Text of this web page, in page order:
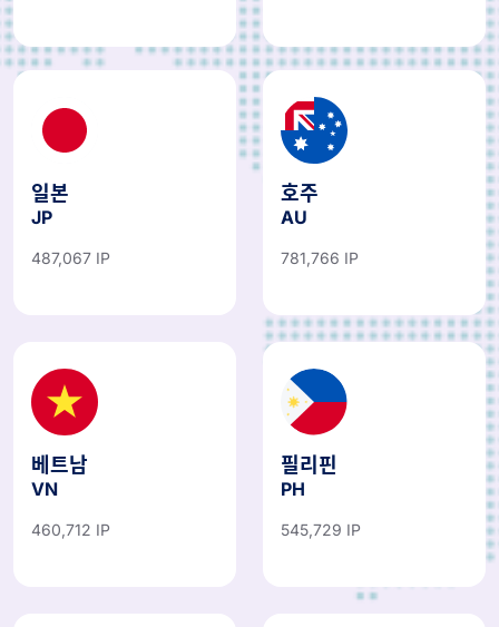
일본
JP
487,067 IP
호주
AU
781,766 IP
베트남
VN
460,712 IP
필리핀
PH
545,729 IP